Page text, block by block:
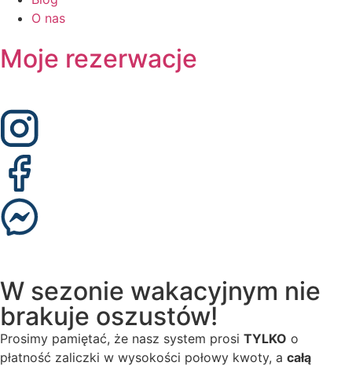
O nas
Moje rezerwacje
W sezonie wakacyjnym nie
brakuje oszustów!
Prosimy pamiętać, że nasz system prosi TYLKO o
płatność zaliczki w wysokości połowy kwoty, a całą